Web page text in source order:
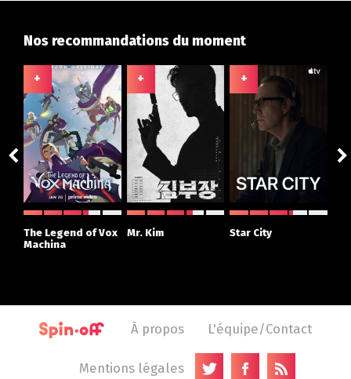
Nos recommandations du moment
+
The Legend of Vox
Machina
+
Mr. Kim
+
Star City
À propos L'équipe/Contact
Mentions légales